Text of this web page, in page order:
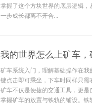
掌握了这个方块世界的底层逻辑
一步成长都离不开合...
我的世界怎么上矿车
矿车系统入门，理解基础操作在
键点击即可乘坐，下车时同样只
矿车不仅是便捷的交通工具，更
掌握矿车的放置与铁轨的铺设。铁